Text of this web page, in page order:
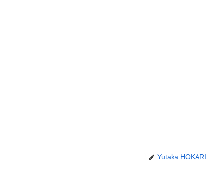
Yutaka HOKARI